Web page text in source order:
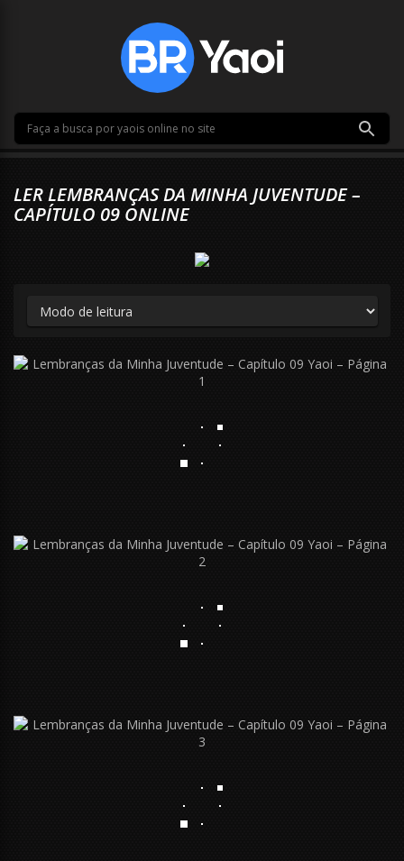
LER LEMBRANÇAS DA MINHA JUVENTUDE –
CAPÍTULO 09 ONLINE